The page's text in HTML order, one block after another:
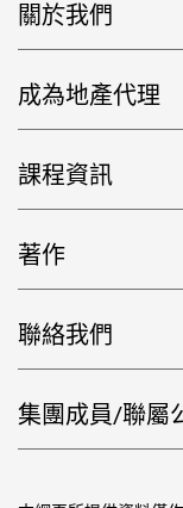
關於我們
成為地產代理
課程資訊
著作
聯絡我們
集團成員/聯屬